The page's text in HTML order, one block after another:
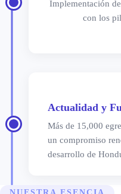
Implementación
con los
Actualidad y
Más de 15,000
un compromiso
desarrollo de